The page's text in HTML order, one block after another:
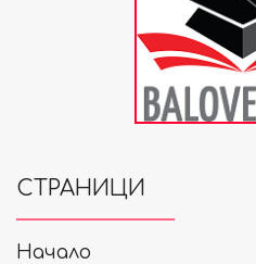
СТРАНИЦИ
Начало